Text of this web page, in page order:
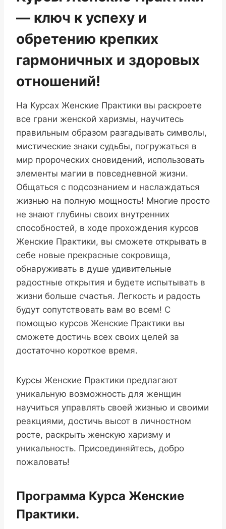
— ключ к успеху и
обретению крепких
гармоничных и здоровых
отношений!
На Курсах Женские Практики вы раскроете
все грани женской харизмы, научитесь
правильным образом разгадывать символы,
мистические знаки судьбы, погружаться в
мир пророческих сновидений, использовать
элементы магии в повседневной жизни.
Общаться с подсознанием и наслаждаться
жизнью на полную мощность! Многие просто
не знают глубины своих внутренних
способностей, в ходе прохождения курсов
Женские Практики, вы сможете открывать в
себе новые прекрасные сокровища,
обнаруживать в душе удивительные
радостные открытия и будете испытывать в
жизни больше счастья. Легкость и радость
будут сопутствовать вам во всем! С
помощью курсов Женские Практики вы
сможете достичь всех своих целей за
достаточно короткое время.
Курсы Женские Практики предлагают
уникальную возможность для женщин
научиться управлять своей жизнью и своими
реакциями, достичь высот в личностном
росте, раскрыть женскую харизму и
уникальность. Присоединяйтесь, добро
пожаловать!
Программа Курса Женские
Практики.